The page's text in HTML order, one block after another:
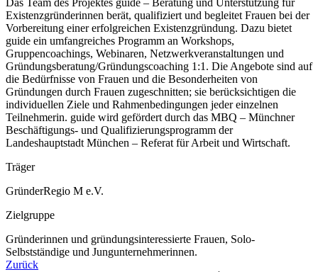
Das Team des Projektes guide – Beratung und Unterstützung für
Existenzgründerinnen berät, qualifiziert und begleitet Frauen bei der
Vorbereitung einer erfolgreichen Existenzgründung. Dazu bietet
guide ein umfangreiches Programm an Workshops,
Gruppencoachings, Webinaren, Netzwerkveranstaltungen und
Gründungsberatung/Gründungscoaching 1:1. Die Angebote sind auf
die Bedürfnisse von Frauen und die Besonderheiten von
Gründungen durch Frauen zugeschnitten; sie berücksichtigen die
individuellen Ziele und Rahmenbedingungen jeder einzelnen
Teilnehmerin. guide wird gefördert durch das MBQ – Münchner
Beschäftigungs- und Qualifizierungsprogramm der
Landeshauptstadt München – Referat für Arbeit und Wirtschaft.
Träger
GründerRegio M e.V.
Zielgruppe
Gründerinnen und gründungsinteressierte Frauen, Solo-
Selbstständige und Jungunternehmerinnen.
Zurück